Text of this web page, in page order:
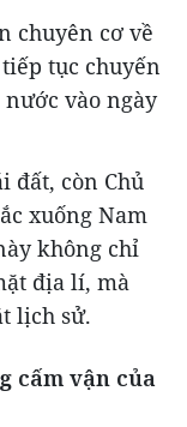
chuyên cơ về
tục chuyến
vào ngày
đất, còn Chủ
xuống Nam
không chỉ
địa lí, mà
lịch sử.
cấm vận của